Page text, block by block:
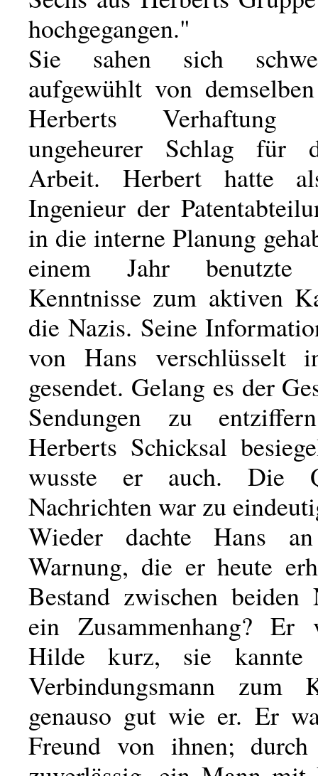
hochgegangen."
Sie sahen sich
aufgewühlt von
Herberts
ungeheurer Schlag für
Arbeit. Herbert hatte
Ingenieur der
in die interne Planung
einem Jahr
Kenntnisse zum aktiven
die Nazis. Seine
von Hans verschlüsselt
gesendet. Gelang es der
Sendungen zu
Herberts Schicksal
wusste er auch. Die
Nachrichten war zu
Wieder dachte Hans
Warnung, die er heute
Bestand zwischen beiden
ein Zusammenhang? Er
Hilde kurz, sie
Verbindungsmann zum
genauso gut wie er. Er
Freund von ihnen;